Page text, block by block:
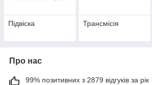
Підвіска Трансмісія
Про нас
99% позитивних з 2879 відгуків за рік